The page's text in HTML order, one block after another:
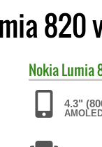
820
NokiaLumia
4.3"